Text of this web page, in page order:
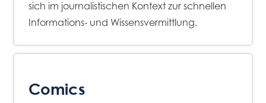
sich im journalistischen Kontext zur schnellen
Informations- und Wissensvermittlung.
Comics